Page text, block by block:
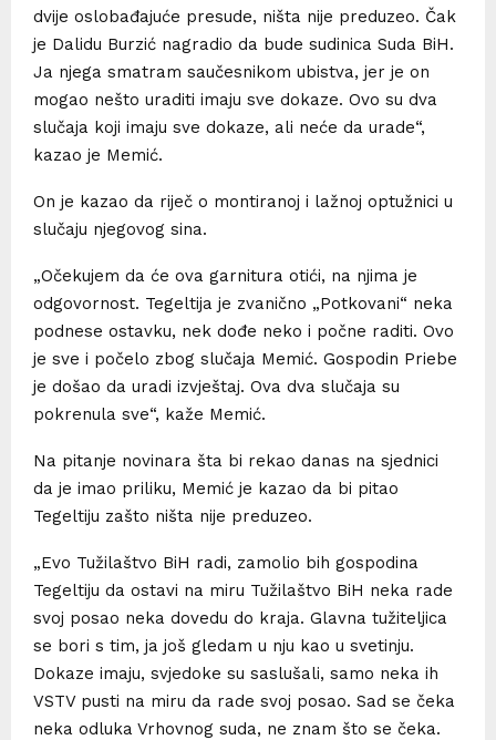
dvije oslobađajuće presude, ništa nije preduzeo. Čak
je Dalidu Burzić nagradio da bude sudinica Suda BiH.
Ja njega smatram saučesnikom ubistva, jer je on
mogao nešto uraditi imaju sve dokaze. Ovo su dva
slučaja koji imaju sve dokaze, ali neće da urade“,
kazao je Memić.
On je kazao da riječ o montiranoj i lažnoj optužnici u
slučaju njegovog sina.
„Očekujem da će ova garnitura otići, na njima je
odgovornost. Tegeltija je zvanično „Potkovani“ neka
podnese ostavku, nek dođe neko i počne raditi. Ovo
je sve i počelo zbog slučaja Memić. Gospodin Priebe
je došao da uradi izvještaj. Ova dva slučaja su
pokrenula sve“, kaže Memić.
Na pitanje novinara šta bi rekao danas na sjednici
da je imao priliku, Memić je kazao da bi pitao
Tegeltiju zašto ništa nije preduzeo.
„Evo Tužilaštvo BiH radi, zamolio bih gospodina
Tegeltiju da ostavi na miru Tužilaštvo BiH neka rade
svoj posao neka dovedu do kraja. Glavna tužiteljica
se bori s tim, ja još gledam u nju kao u svetinju.
Dokaze imaju, svjedoke su saslušali, samo neka ih
VSTV pusti na miru da rade svoj posao. Sad se čeka
neka odluka Vrhovnog suda, ne znam što se čeka.